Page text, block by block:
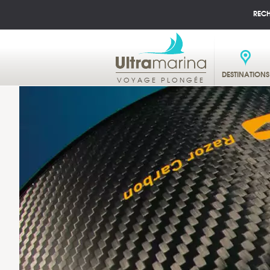
VOYAGE PLONGÉE DESTINATIONS